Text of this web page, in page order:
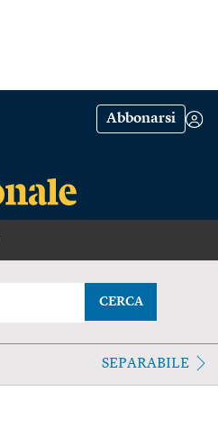
Abbonarsi
CERCA
SEPARABILE